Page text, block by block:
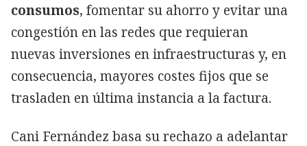
consumos, fomentar su ahorro y evitar una
congestión en las redes que requieran
nuevas inversiones en infraestructuras y, en
consecuencia, mayores costes fijos que se
trasladen en última instancia a la factura.
Cani Fernández basa su rechazo a adelantar